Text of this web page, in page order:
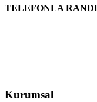
TELEFONLA
Kurumsal